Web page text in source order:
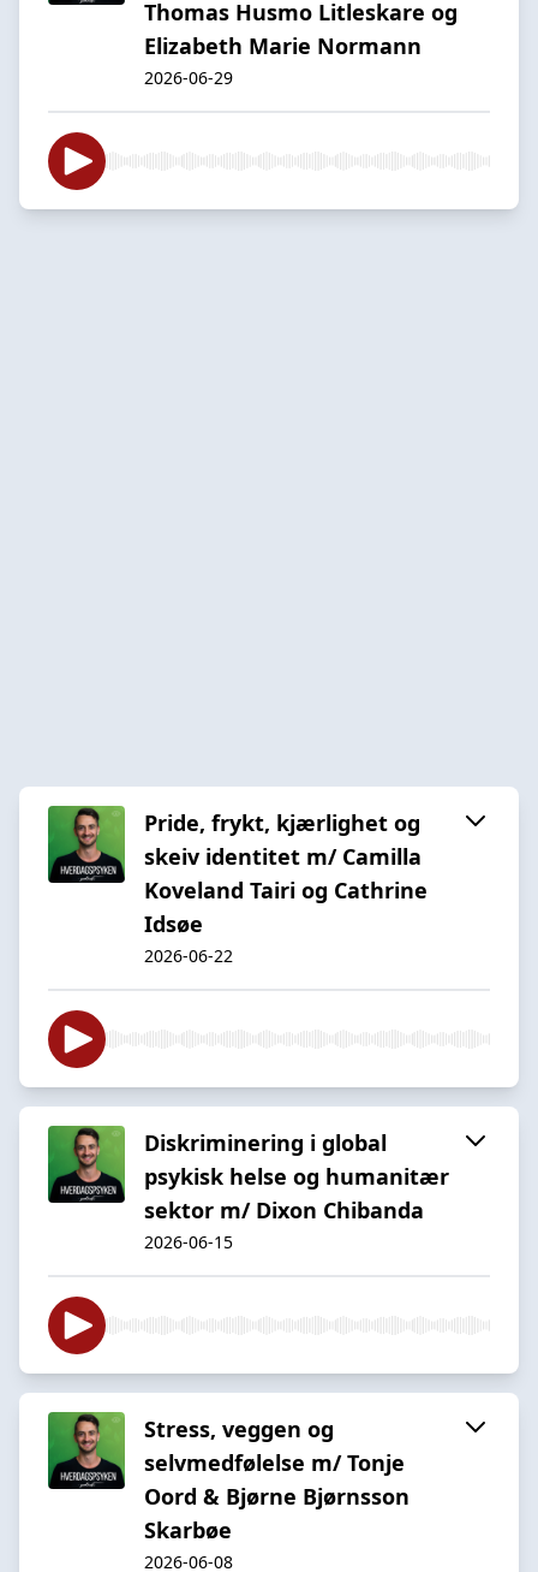
Thomas Husmo Litleskare og
Elizabeth Marie Normann
2026-06-29
Pride, frykt, kjærlighet og
skeiv identitet m/ Camilla
Koveland Tairi og Cathrine
Idsøe
2026-06-22
Diskriminering i global
psykisk helse og humanitær
sektor m/ Dixon Chibanda
2026-06-15
Stress, veggen og
selvmedfølelse m/ Tonje
Oord & Bjørne Bjørnsson
Skarbøe
2026-06-08